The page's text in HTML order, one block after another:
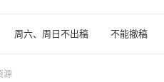
周六、周日不出稿 不能撤稿
源